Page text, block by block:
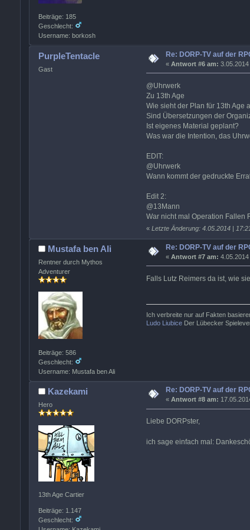
Beiträge: 185
Geschlecht:
Username: borkosh
PurpleTentacle
Gast
Re: DORP-TV auf der
« Antwort #6 am:
@Uhrwerk
Zu 13th Age
Wie sieht der Plan für 13th Age
Sind Übersetzungen der
Ist eigenes Material geplant?
Was war die Intention, das
EDIT:
@Uhrwerk
Wann kommt der gedruckte
Edit 2:
@13Mann
War nicht mal Operation Fallen
«Letzte Änderung: 4.05.2014 |
Mustafa ben Ali
Rentner durch Mythos
Adventurer
Beiträge: 586
Geschlecht:
Username: Mustafa ben Ali
Re: DORP-TV auf der
« Antwort #7 am:
Falls Lutz Reimers da ist, wie
Ich verbreite nur auf Fakten
Ludo Liubice Der Lübecker
Kazekami
Hero
13th Age Cartier
Beiträge: 1.147
Geschlecht:
Re: DORP-TV auf der
« Antwort #8 am:
Liebe DORPster,
ich sage einfach mal: